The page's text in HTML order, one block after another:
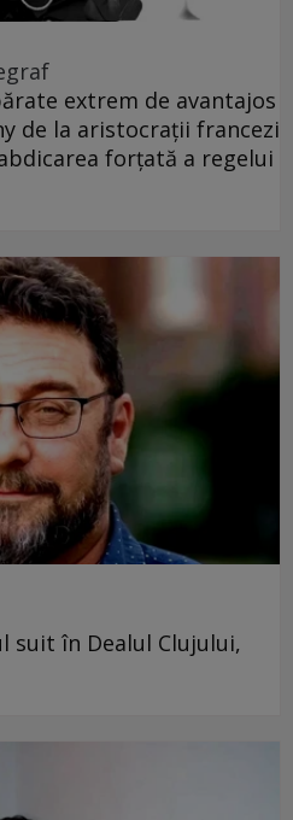
extrem de avantajos
de la aristocrații francezi
forțată a regelui
suit în Dealul Clujului,